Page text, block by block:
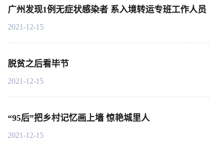
广州发现1例无症状感染者 系入境转运专班工作人员
2021-12-15
脱贫之后看毕节
2021-12-15
“95后”把乡村记忆画上墙 惊艳城里人
2021-12-15